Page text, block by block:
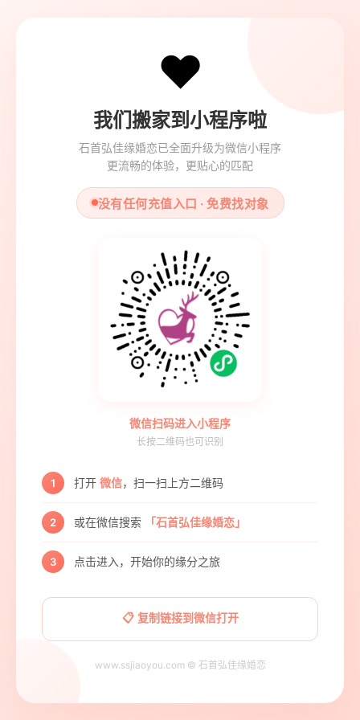
❤️
我们搬家到小程序啦
石首弘佳缘婚恋已全面升级为微信小程序
更流畅的体验，更贴心的匹配
没有任何充值入口 · 免费找对象
微信扫码进入小程序
长按二维码也可识别
1 打开 微信，扫一扫上方二维码
2 或在微信搜索 「石首弘佳缘婚恋」
3 点击进入，开始你的缘分之旅
📋 复制链接到微信打开
www.ssjiaoyou.com © 石首弘佳缘婚恋